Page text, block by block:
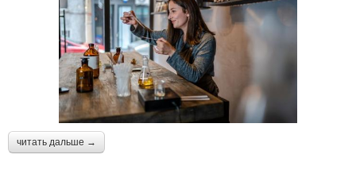
читать дальше →